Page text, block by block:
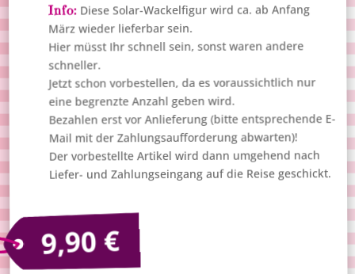
Info: Diese Solar-Wackelfigur wird ca. ab Anfang
März wieder lieferbar sein.
Hier müsst Ihr schnell sein, sonst waren andere
schneller.
Jetzt schon vorbestellen, da es voraussichtlich nur
eine begrenzte Anzahl geben wird.
Bezahlen erst vor Anlieferung (bitte entsprechende E-
Mail mit der Zahlungsaufforderung abwarten)!
Der vorbestellte Artikel wird dann umgehend nach
Liefer- und Zahlungseingang auf die Reise geschickt.
9,90€